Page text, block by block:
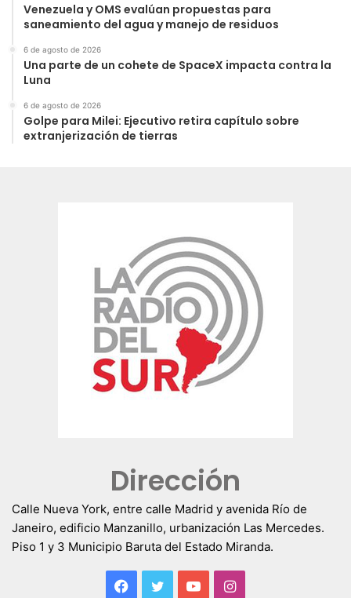
Venezuela y OMS evalúan propuestas para
saneamiento del agua y manejo de residuos
6 de agosto de 2026
Una parte de un cohete de SpaceX impacta contra la
Luna
6 de agosto de 2026
Golpe para Milei: Ejecutivo retira capítulo sobre
extranjerización de tierras
Dirección
Calle Nueva York, entre calle Madrid y avenida Río de
Janeiro, edificio Manzanillo, urbanización Las Mercedes.
Piso 1 y 3 Municipio Baruta del Estado Miranda.
Facebook
TwitterYouTubeInstagram